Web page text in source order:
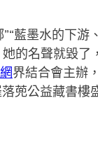
藍墨水的下游
的名聲就毀了
界結合會主辦
蔸公益藏書樓